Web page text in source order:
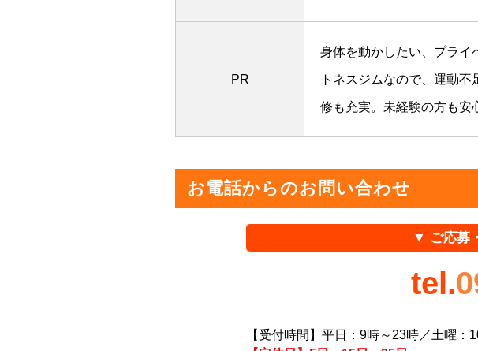
PR
身体を動かしたい、プライ
トネスジムなので、運動
修も充実。未経験の方も安
お電話からのお問い合わせ
▼ ご応募
tel.
【受付時間】平日：9時～23時／土曜